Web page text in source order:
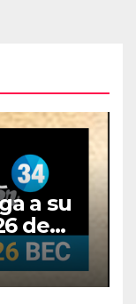
a su
de